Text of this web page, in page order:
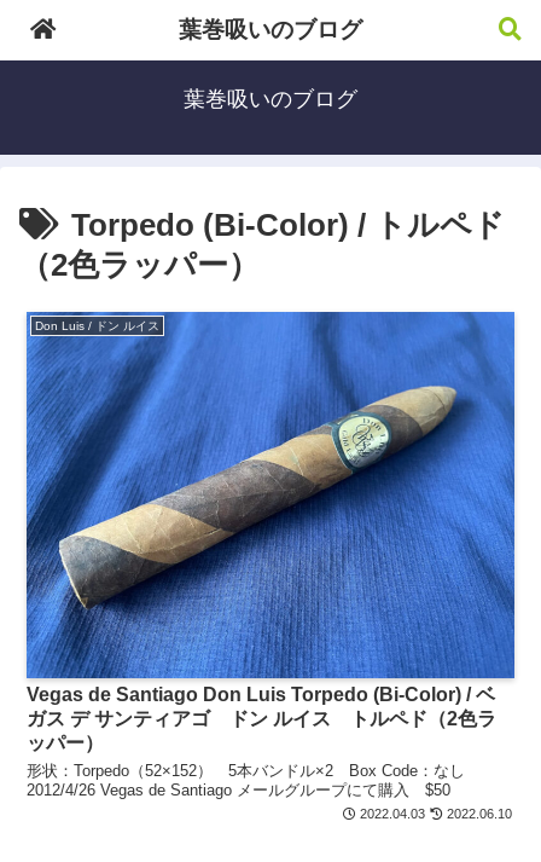
葉巻吸いのブログ
Torpedo (Bi-Color) / トルペド
（2色ラッパー）
Don Luis / ドン ルイス
Vegas de Santiago Don Luis Torpedo (Bi-Color) / ベ
ガス デ サンティアゴ ドン ルイス トルペド（2色ラ
ッパー）
形状：Torpedo（52×152） 5本バンドル×2 Box Code：なし
2012/4/26 Vegas de Santiago メールグループにて購入 $50
2022.04.03 2022.06.10
葉巻吸いのブログ